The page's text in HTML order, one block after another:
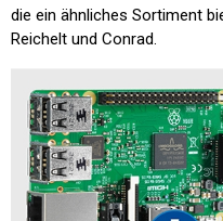
die ein ähnliches Sortiment
Reichelt und Conrad.